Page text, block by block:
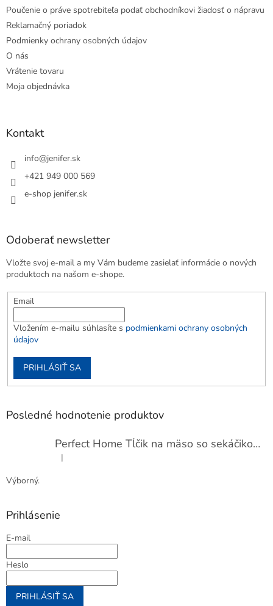
Poučenie o práve spotrebiteľa podať obchodníkovi žiadosť o nápravu
Reklamačný poriadok
Podmienky ochrany osobných údajov
O nás
Vrátenie tovaru
Moja objednávka
Kontakt
info@jenifer.sk
+421 949 000 569
e-shop jenifer.sk
Odoberať newsletter
Vložte svoj e-mail a my Vám budeme zasielať informácie o nových
produktoch na našom e-shope.
Email
Vložením e-mailu súhlasíte s podmienkami ochrany osobných
údajov
PRIHLÁSIŤ SA
Posledné hodnotenie produktov
Perfect Home Tĺčik na mäso so sekáčikom, 56893
Hodnotenie produktu je 5 z 5 hviezdičiek.
|
Výborný.
Prihlásenie
E-mail
Heslo
PRIHLÁSIŤ SA